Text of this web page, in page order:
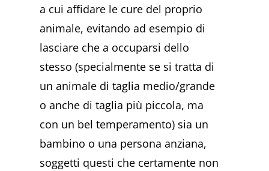
a cui affidare le cure del proprio
animale, evitando ad esempio di
lasciare che a occuparsi dello
stesso (specialmente se si tratta di
un animale di taglia medio/grande
o anche di taglia più piccola, ma
con un bel temperamento) sia un
bambino o una persona anziana,
soggetti questi che certamente non